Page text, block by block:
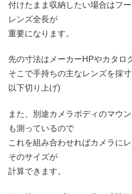
付けたまま収納したい場合はフ
レンズ全長が
重要になります。
先の寸法はメーカーHPやカタロ
そこで手持ちの主なレンズを採
以下切り上げ)
また、別途カメラボディのマウ
も測っているので
これを組み合わせればカメラに
そのサイズが
計算できます。